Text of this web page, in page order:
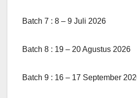
Batch 7 : 8 – 9 Juli 2026
Batch 8 : 19 – 20 Agustus 2026
Batch 9 : 16 – 17 September